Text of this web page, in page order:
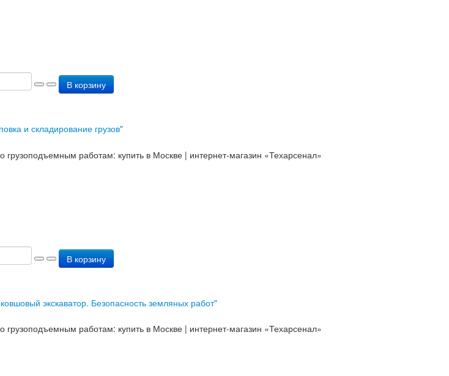
В корзину
и складирование грузов"
В корзину
экскаватор. Безопасность земляных работ"